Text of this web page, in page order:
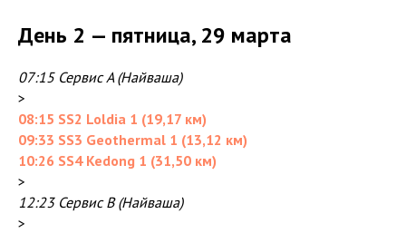
День 2 — пятница, 29 марта
07:15 Сервис A (Найваша)
>
08:15 SS2 Loldia 1 (19,17 км)
09:33 SS3 Geothermal 1 (13,12 км)
10:26 SS4 Kedong 1 (31,50 км)
>
12:23 Сервис B (Найваша)
>